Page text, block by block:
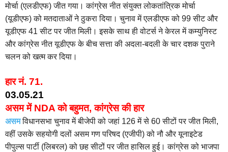
मोर्चा (एलडीएफ) जीत गया। कांग्रेस नीत संयुक्त लोकतांत्रिक मोर्चा
(यूडीएफ) को मतदाताओं ने ठुकरा दिया। चुनाव में एलडीएफ को 99 सीट और
यूडीएफ 41 सीट पर जीत मिली। इसके साथ ही वोटर्स ने केरल में कम्युनिस्ट
और कांग्रेस नीत यूडीएफ के बीच सत्ता की अदला-बदली के चार दशक पुराने
चलन को खत्म कर दिया।
हार नं. 71.
03.05.21
असम में NDA को बहुमत, कांग्रेस की हार
असमविधानसभा चुनाव में बीजेपी को जहां 126 में से 60 सीटों पर जीत मिली,
वहीं उसके सहयोगी दलों असम गण परिषद (एजीपी) को नौ और यूनाइटेड
पीपुल्स पार्टी (लिबरल) को छह सीटों पर जीत हासिल हुई। कांग्रेस को भाजपा